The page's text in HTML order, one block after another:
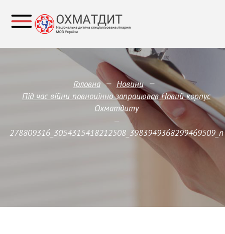
Головна — Новини —
Під час війни повноцінно запрацював Новий корпус
Охматдиту
—
278809316_3054315418212508_3983949368299469509_n